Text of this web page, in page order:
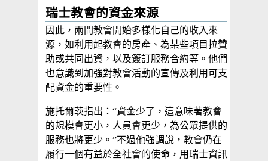
瑞士教會的資金來源
因此，兩間教會開始多樣化自己的收入來
源，如利用起教會的房產、為某些項目拉贊
助或共同出資，以及簽訂服務合約等。他們
也意識到加強對教會活動的宣傳及利用可支
配資金的重要性。
施托爾茨指出：“資金少了，這意味著教會
的規模會更小，人員會更少，為公眾提供的
服務也將更少。”不過他強調說，教會仍在
履行一個有益於全社會的使命，用瑞士資訊